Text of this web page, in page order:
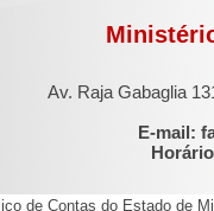
Av. Raja Gabaglia
E-mail:
de Contas do Estado de